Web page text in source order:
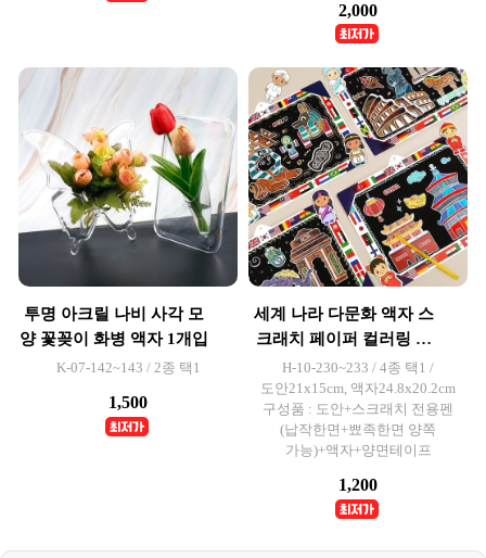
2,000
투명 아크릴 나비 사각 모
양 꽃꽂이 화병 액자 1개입
K-07-142~143 / 2종 택1
1,500
세계 나라 다문화 액자 스
크래치 페이퍼 컬러링 보
드
H-10-230~233 / 4종 택1 /
도안21x15cm, 액자24.8x20.2cm
구성품 : 도안+스크래치 전용펜
(납작한면+뾰족한면 양쪽
가능)+액자+양면테이프
1,200